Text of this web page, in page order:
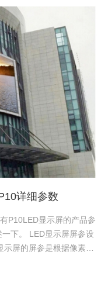
详细参数
P10LED显示屏的产品参
屏参设
么我们……